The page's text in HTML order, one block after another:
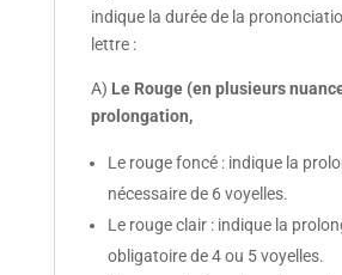
indique la durée de la
lettre :
A) Le Rouge (en plusieurs
prolongation,
Le rouge foncé : indique la
nécessaire de 6 voyelles.
Le rouge clair : indique la
obligatoire de 4 ou 5 voyelles.